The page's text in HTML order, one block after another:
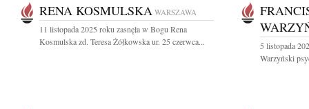
RENA KOSMULSKA WARSZAWA
11 listopada 2025 roku zasnęła w Bogu Rena
Kosmulska zd. Teresa Żółkowska ur. 25 czerwca...
5 listopada
Warzyński